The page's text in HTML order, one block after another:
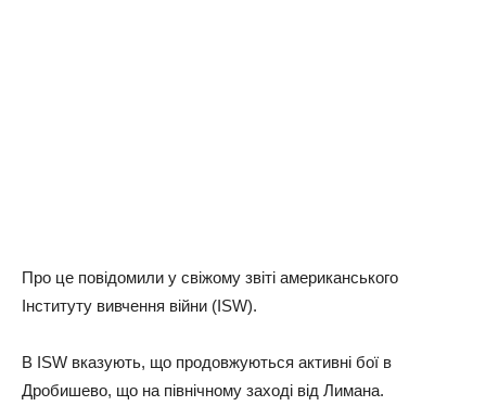
Про це повідомили у свіжому звіті американського
Інституту вивчення війни (ISW).
В ISW вказують, що продовжуються активні бої в
Дробишево, що на північному заході від Лимана.